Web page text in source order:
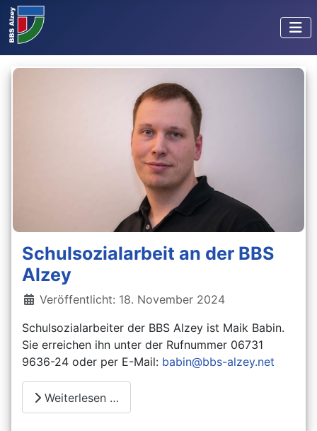
Schulsozialarbeit an der BBS
Alzey
Details
Veröffentlicht: 18. November 2024
Schulsozialarbeiter der BBS Alzey ist Maik Babin.
Sie erreichen ihn unter der Rufnummer 06731
9636-24 oder per E-Mail: babin@bbs-alzey.net
Weiterlesen …